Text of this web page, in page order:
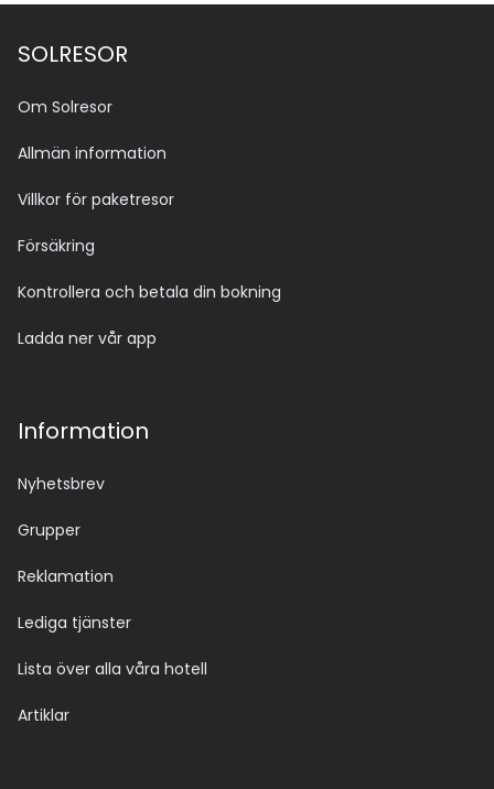
SOLRESOR
Om Solresor
Allmän information
Villkor för paketresor
Försäkring
Kontrollera och betala din bokning
Ladda ner vår app
Information
Nyhetsbrev
Grupper
Reklamation
Lediga tjänster
Lista över alla våra hotell
Artiklar